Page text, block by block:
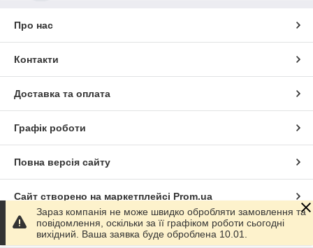
Про нас
Контакти
Доставка та оплата
Графік роботи
Повна версія сайту
Сайт створено на маркетплейсі Prom.ua
Політика конфіденційності
Зараз компанія не може швидко обробляти замовлення та
повідомлення, оскільки за її графіком роботи сьогодні
вихідний. Ваша заявка буде оброблена 10.01.